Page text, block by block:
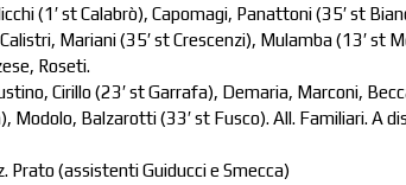
(1′ st Calabrò), Capomagi, Panattoni (35′ st
Mariani (35′ st Crescenzi), Mulamba (13′ st
Roseti.
Cirillo (23′ st Garrafa), Demaria, Marconi,
Modolo, Balzarotti (33′ st Fusco). All. Familiari. A
Prato (assistenti Guiducci e Smecca)